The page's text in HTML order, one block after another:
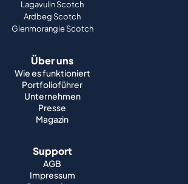
Lagavulin Scotch
Ardbeg Scotch
Glenmorangie Scotch
Über uns
Wie es funktioniert
Portfolioführer
Unternehmen
Presse
Magazin
Support
AGB
Impressum